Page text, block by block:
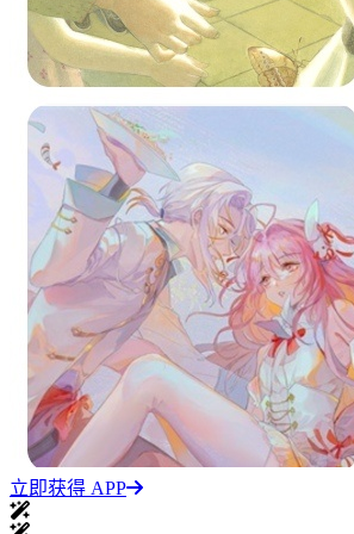
立即获得 APP